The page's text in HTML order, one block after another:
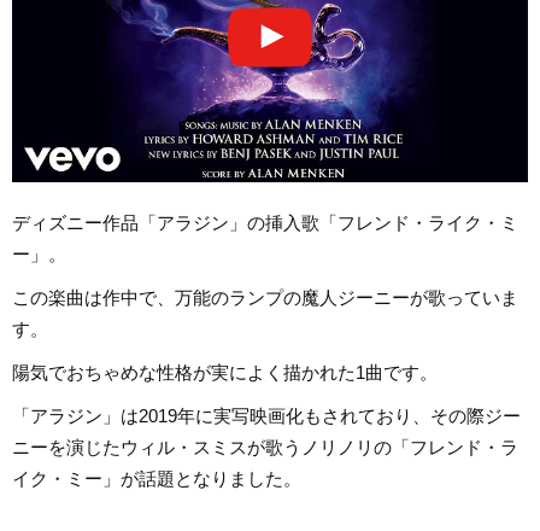
ディズニー作品「アラジン」の挿入歌「フレンド・ライク・ミ
ー」。
この楽曲は作中で、万能のランプの魔人ジーニーが歌っていま
す。
陽気でおちゃめな性格が実によく描かれた1曲です。
「アラジン」は2019年に実写映画化もされており、その際ジー
ニーを演じたウィル・スミスが歌うノリノリの「フレンド・ラ
イク・ミー」が話題となりました。